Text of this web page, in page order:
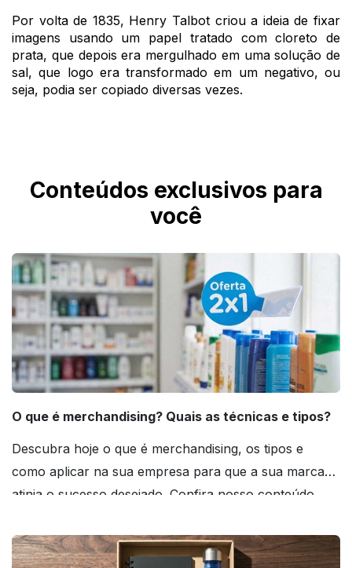
Por volta de 1835, Henry Talbot criou a ideia de fixar
imagens usando um papel tratado com cloreto de
prata, que depois era mergulhado em uma solução de
sal, que logo era transformado em um negativo, ou
seja, podia ser copiado diversas vezes.
Conteúdos exclusivos para
você
O que é merchandising? Quais as técnicas e tipos?
Descubra hoje o que é merchandising, os tipos e
como aplicar na sua empresa para que a sua marca
atinja o sucesso desejado. Confira nosso conteúdo